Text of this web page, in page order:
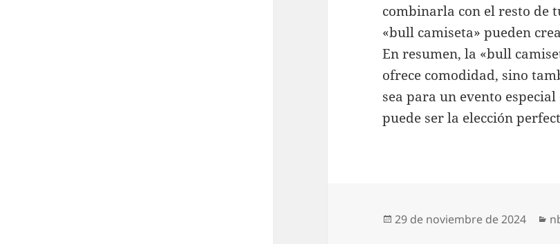
combinarla con el resto de
«bull camiseta» pueden
En resumen, la «bull
ofrece comodidad, sino
sea para un evento
puede ser la elección
Publicado
29 de noviembre de 2024